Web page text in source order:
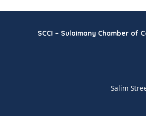
SCCI – Sulaimany Chamber of
Salim